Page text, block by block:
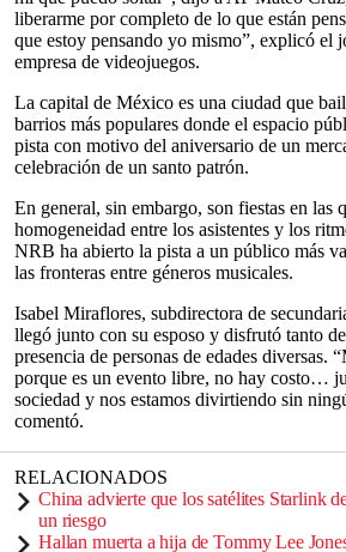
liberarme por completo de lo que están
que estoy pensando yo mismo”, explicó el
empresa de videojuegos.
La capital de México es una ciudad que
barrios más populares donde el espacio
pista con motivo del aniversario de un
celebración de un santo patrón.
En general, sin embargo, son fiestas en las
homogeneidad entre los asistentes y los
NRB ha abierto la pista a un público más
las fronteras entre géneros musicales.
Isabel Miraflores, subdirectora de
llegó junto con su esposo y disfrutó tanto
presencia de personas de edades diversas.
porque es un evento libre, no hay costo…
sociedad y nos estamos divirtiendo sin
comentó.
RELACIONADOS
China advierte que los satélites Starlink
un riesgo
Hallan muerta a hija de Tommy Lee